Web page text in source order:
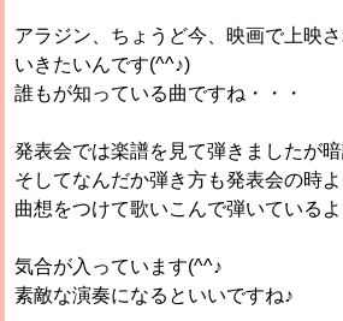
アラジン、ちょうど今、映画で上映
いきたいんです(^^♪)
誰もが知っている曲ですね・・・
発表会では楽譜を見て弾きましたが暗
そしてなんだか弾き方も発表会の時
曲想をつけて歌いこんで弾いている
気合が入っています(^^♪
素敵な演奏になるといいですね♪